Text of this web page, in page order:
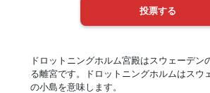
ドロットニングホルム宮殿はスウェーデン
る離宮です。ドロットニングホルムはスウ
の小島を意味します。